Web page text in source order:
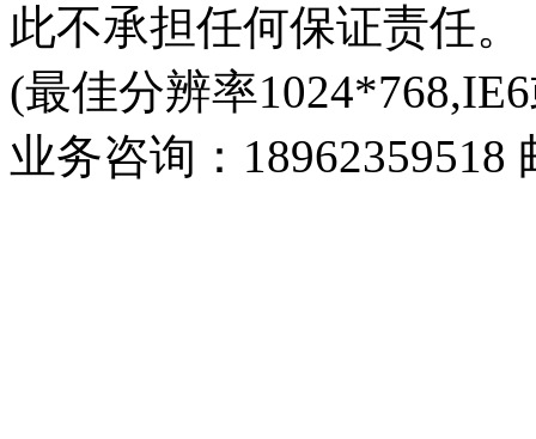
此不承担任何保证责任。
(最佳分辨率
业务咨询：18962359518